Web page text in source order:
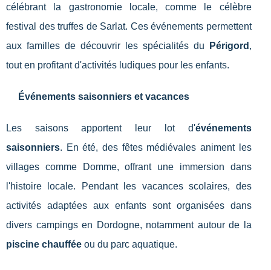
célébrant la gastronomie locale, comme le célèbre
festival des truffes de Sarlat. Ces événements permettent
aux familles de découvrir les spécialités du
Périgord ,
tout en profitant d'activités ludiques pour les enfants.
Événements saisonniers et vacances
Les saisons apportent leur lot d'événements
saisonniers. En été, des fêtes médiévales animent les
villages comme Domme, offrant une immersion dans
l'histoire locale. Pendant les vacances scolaires, des
activités adaptées aux enfants sont organisées dans
divers campings en Dordogne, notamment autour de la
piscine chauffée ou du parc aquatique.